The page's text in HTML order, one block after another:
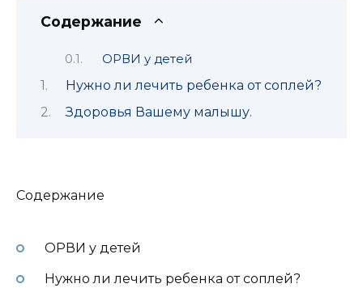
Содержание
ОРВИ у детей
Нужно ли лечить ребенка от соплей?
Здоровья Вашему малышу.
Содержание
ОРВИ у детей
Нужно ли лечить ребенка от соплей?